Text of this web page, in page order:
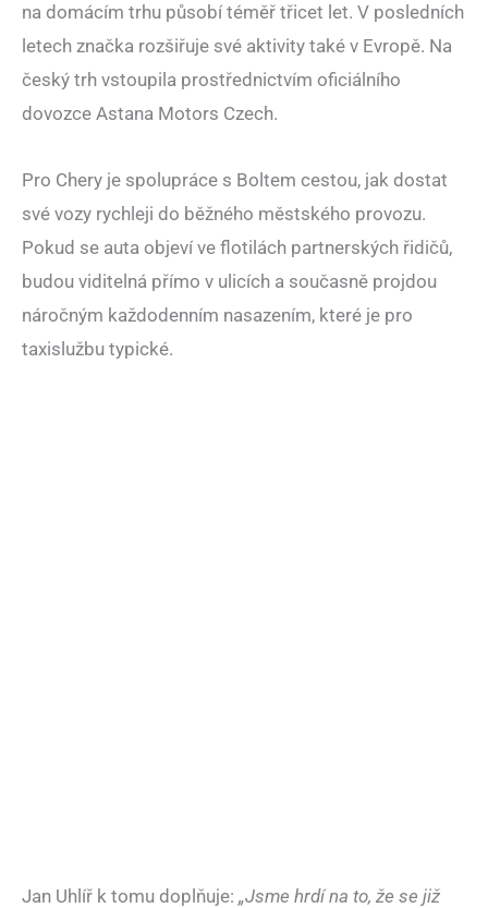
na domácím trhu působí téměř třicet let. V posledních
letech značka rozšiřuje své aktivity také v Evropě. Na
český trh vstoupila prostřednictvím oficiálního
dovozce Astana Motors Czech.
Pro Chery je spolupráce s Boltem cestou, jak dostat
své vozy rychleji do běžného městského provozu.
Pokud se auta objeví ve flotilách partnerských řidičů,
budou viditelná přímo v ulicích a současně projdou
náročným každodenním nasazením, které je pro
taxislužbu typické.
Jan Uhlíř k tomu doplňuje: „Jsme hrdí na to, že se již